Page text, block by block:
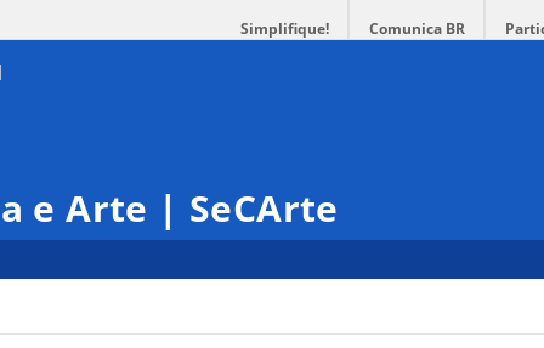
Simplifique! Comunica BR
e Arte | SeCArte